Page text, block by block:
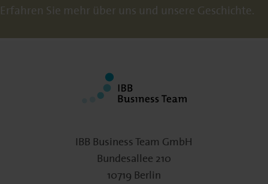
Erfahren Sie mehr über uns und unsere Geschichte.
IBB Business Team GmbH
Bundesallee 210
10719 Berlin